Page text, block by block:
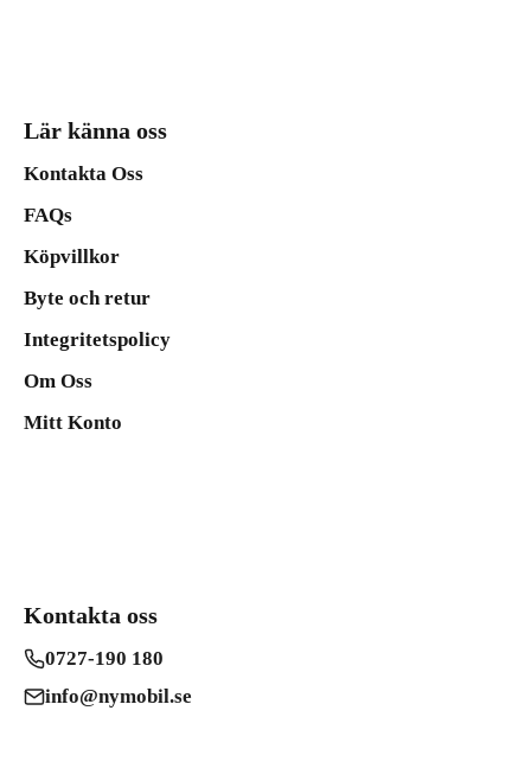
Lär känna oss
Kontakta Oss
FAQs
Köpvillkor
Byte och retur
Integritetspolicy
Om Oss
Mitt Konto
Kontakta oss
0727-190 180
info@nymobil.se